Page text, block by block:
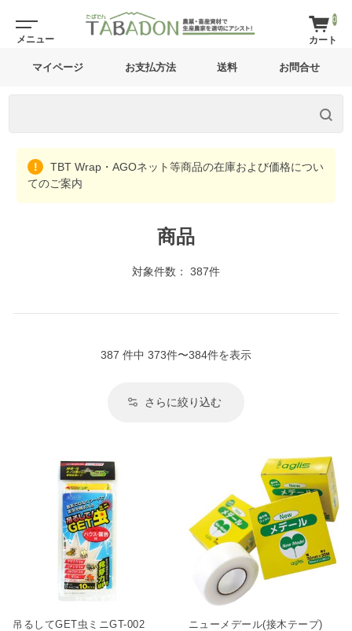
0
マイページ お支払方法 送料 お問合せ
TBT Wrap・AGOネット等商品の在庫および価格につい
てのご案内
商品
対象件数： 387件
387 件中 373件〜384件を表示
さらに絞り込む
吊るしてGET虫ミニGT-002 ニューメデール(接木テープ)